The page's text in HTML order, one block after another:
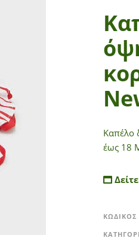
Καπέλο
έως 18
l
t